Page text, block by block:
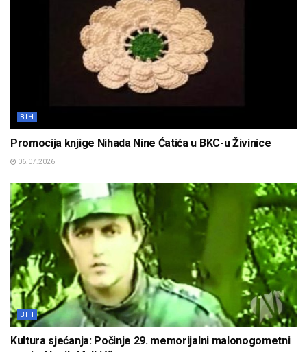
BIH
Promocija knjige Nihada Nine Ćatića u BKC-u Živinice
06.07.2026
BIH
Kultura sjećanja: Počinje 29. memorijalni malonogometni